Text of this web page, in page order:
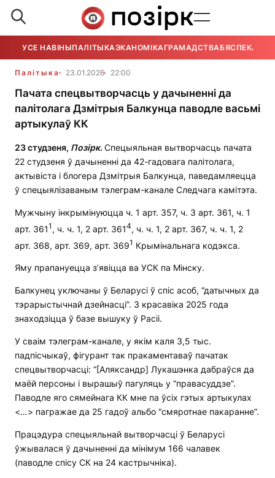
УСЕ НАВІНЫПАЛІТЫКАЭКАНОМІКАГРАМАДСТВАБЯСПЕКА
Палітыка 23.01.2026 22:00
Пачата спецвытворчасць у дачыненні да
палітолага Дзмітрыя Балкунца паводле васьмі
артыкулаў КК
23 студзеня, Позірк. Спецыяльная вытворчасць пачата
22 студзеня ў дачыненні да 42-гадовага палітолага,
актывіста і блогера Дзмітрыя Балкунца, паведамляецца
ў спецыялізаваным тэлеграм-канале Следчага камітэта.
Мужчыну інкрымінуюцца ч. 1 арт. 357, ч. 3 арт. 361, ч. 1
арт. 3611 , ч. ч. 1, 2 арт. 3614, ч. ч. 1, 2 арт. 367, ч. ч. 1, 2
арт. 368, арт. 369, арт. 3691 Крымінальнага кодэкса.
Яму прапануецца з’явіцца ва УСК па Мінску.
Балкунец уключаны ў Беларусі ў спіс асоб, “датычных да
тэрарыстычнай дзейнасці”. З красавіка 2025 года
знаходзіцца ў базе вышуку ў Расіі.
У сваім тэлеграм-канале, у якім каля 3,5 тыс.
падпісчыкаў, фігурант так пракаментаваў пачатак
спецвытворчасці: “[Аляксандр] Лукашэнка дабраўся да
маёй персоны і вырашыў пагуляць у “правасуддзе”.
Паводле яго сямейнага КК мне па ўсіх гэтых артыкулах
<…> пагражае да 25 гадоў альбо “смяротнае пакаранне”.
Працэдура спецыяльнай вытворчасці ў Беларусі
ўжывалася ў дачыненні да мінімум 166 чалавек
(паводле спісу СК на 24 кастрычніка).